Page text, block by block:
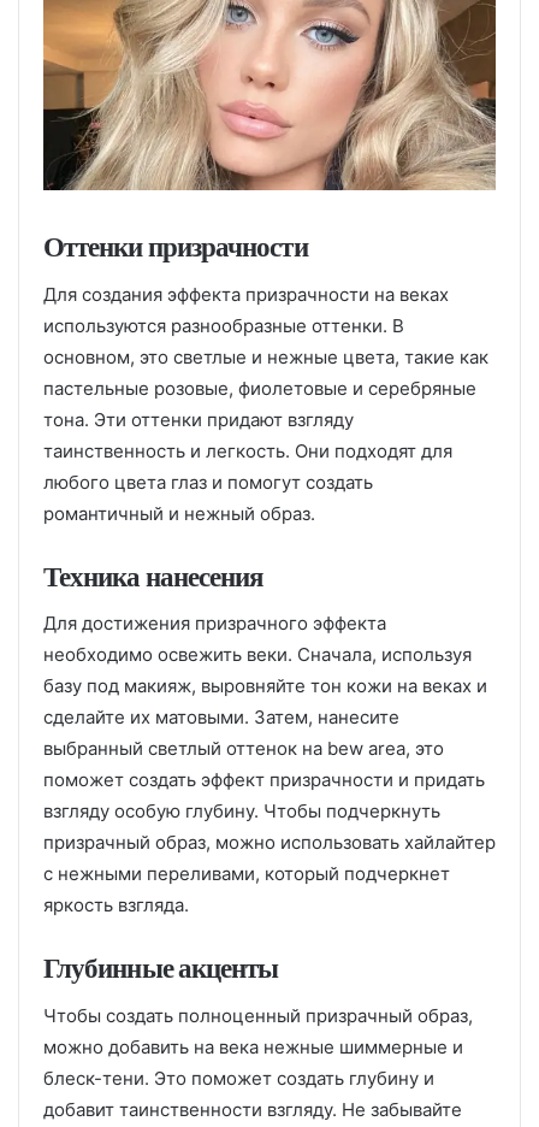
Оттенки призрачности
Для создания эффекта призрачности на веках
используются разнообразные оттенки. В
основном, это светлые и нежные цвета, такие как
пастельные розовые, фиолетовые и серебряные
тона. Эти оттенки придают взгляду
таинственность и легкость. Они подходят для
любого цвета глаз и помогут создать
романтичный и нежный образ.
Техника нанесения
Для достижения призрачного эффекта
необходимо освежить веки. Сначала, используя
базу под макияж, выровняйте тон кожи на веках и
сделайте их матовыми. Затем, нанесите
выбранный светлый оттенок на bew area, это
поможет создать эффект призрачности и придать
взгляду особую глубину. Чтобы подчеркнуть
призрачный образ, можно использовать хайлайтер
с нежными переливами, который подчеркнет
яркость взгляда.
Глубинные акценты
Чтобы создать полноценный призрачный образ,
можно добавить на века нежные шиммерные и
блеск-тени. Это поможет создать глубину и
добавит таинственности взгляду. Не забывайте